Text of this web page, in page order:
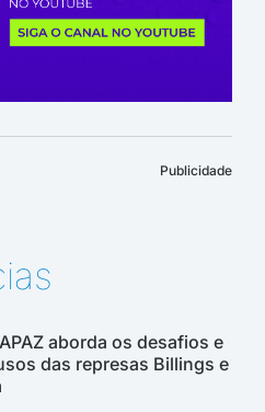
Publicidade
aborda os desafios e
das represas Billings e